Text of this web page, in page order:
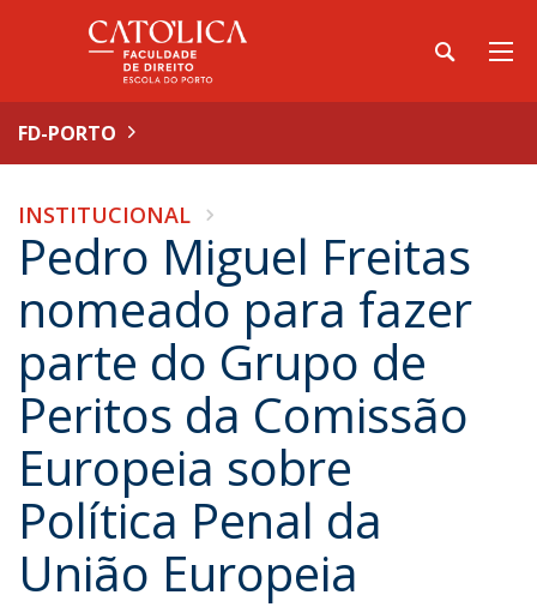
FD-PORTO
INSTITUCIONAL
Pedro Miguel Freitas
nomeado para fazer
parte do Grupo de
Peritos da Comissão
Europeia sobre
Política Penal da
União Europeia